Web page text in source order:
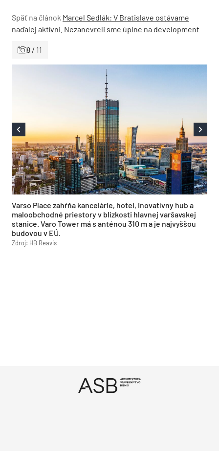
Späť na článok Marcel Sedlák: V Bratislave ostávame
naďalej aktívni. Nezanevreli sme úplne na development
8 / 11
Varso Place zahŕňa kancelárie, hotel, inovatívny hub a
maloobchodné priestory v blízkosti hlavnej varšavskej
stanice. Varo Tower má s anténou 310 m a je najvyššou
budovou v EÚ.
Zdroj: HB Reavis